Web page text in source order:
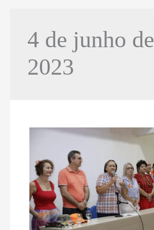
4 de junho de
2023